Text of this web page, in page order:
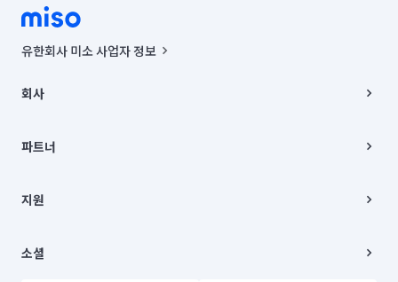
유한회사 미소 사업자 정보
00019 |
주소 | 본사: 서울특별시 종로구 율곡로 6(중학동, 트윈트리빌딩) B동 5층
컨택센터 : 서울특별시 종로구 수송동 율곡로 24, 7층, 8층 미소
상품, 상품정보, 거래에 관한 의무와 책임은 거래당사자에게 있습니다.
언론 보도 관련 문의:
© 유한회사 미소. Miso, Inc. All Rights Reserved.
회사
채용
파트너
이사
지원
이용약관
소셜